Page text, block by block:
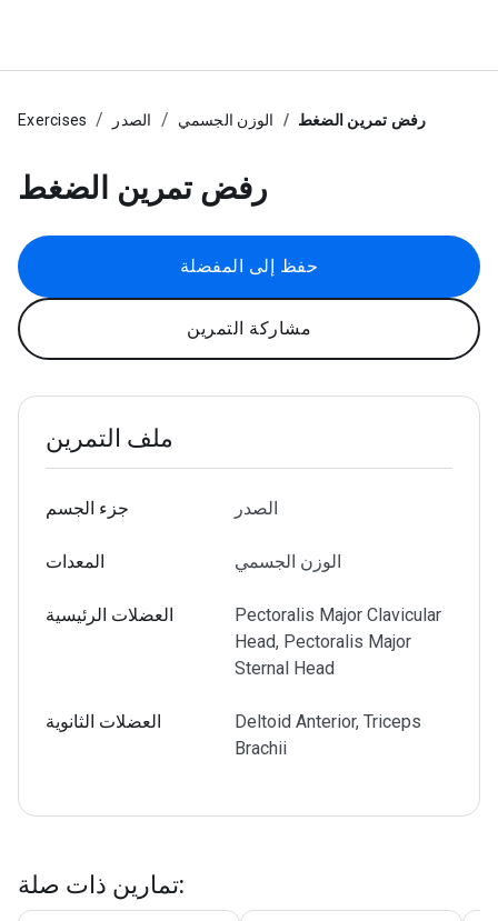
Exercises الصدر الوزن الجسمي رفض تمرين الضغط
رفض تمرين الضغط
حفظ إلى المفضلة
مشاركة التمرين
ملف التمرين
جزء الجسم الصدر
المعدات الوزن الجسمي
العضلات الرئيسية
Pectoralis Major Clavicular
Head, Pectoralis Major
Sternal Head
العضلات الثانوية
Deltoid Anterior, Triceps
Brachii
تمارين ذات صلة: